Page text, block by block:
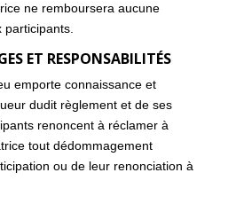
ne remboursera aucune
participants.
ET RESPONSABILITÉS
emporte connaissance et
dudit règlement et de ses
renoncent à réclamer à
tout dédommagement
ou de leur renonciation à